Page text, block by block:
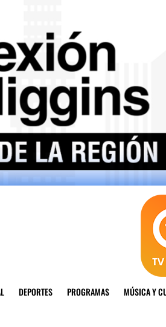
DEPORTES PROGRAMAS MÚSICA Y